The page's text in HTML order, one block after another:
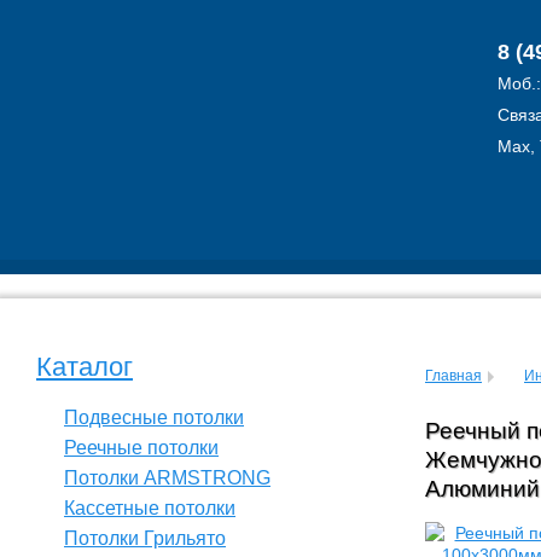
8
Max,
Каталог
Подвесные потолки
Реечные потолки
Потолки ARMSTRONG
Кассетные потолки
Потолки Грильято
Главная
Реечный